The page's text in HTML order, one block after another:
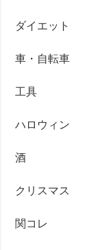
ダイエット
車・自転車
工具
ハロウィン
酒
クリスマス
関コレ